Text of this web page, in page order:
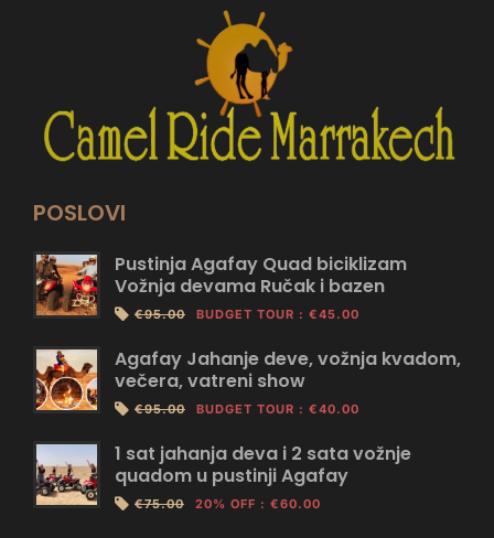
POSLOVI
Pustinja Agafay Quad biciklizam
Vožnja devama Ručak i bazen
€95.00 BUDGET TOUR : €45.00
Agafay Jahanje deve, vožnja kvadom,
večera, vatreni show
€95.00 BUDGET TOUR : €40.00
1 sat jahanja deva i 2 sata vožnje
quadom u pustinji Agafay
€75.00 20% OFF : €60.00